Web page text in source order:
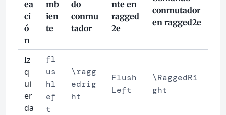
ea
ci
ó
n
mb
ien
te
do
conmu
tador
nte en
ragged
2e
conmutador
en ragged2e
Iz
q
ui
er
da
fl
us
hl
ef
t
\ragg
edrig
ht
Flush
Left
\RaggedRi
ght